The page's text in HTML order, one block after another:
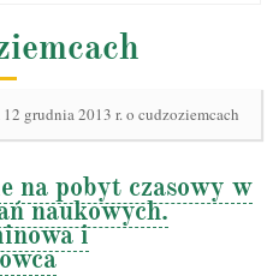
grudnia 2013 r. o cudzoziemcach
na pobyt czasowy w
naukowych.
i